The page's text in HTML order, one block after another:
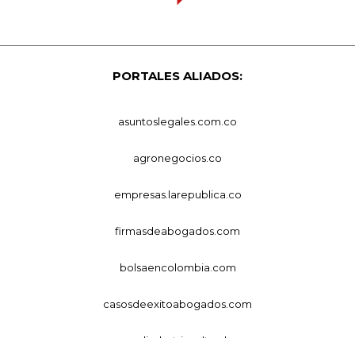
PORTALES ALIADOS:
asuntoslegales.com.co
agronegocios.co
empresas.larepublica.co
firmasdeabogados.com
bolsaencolombia.com
casosdeexitoabogados.com